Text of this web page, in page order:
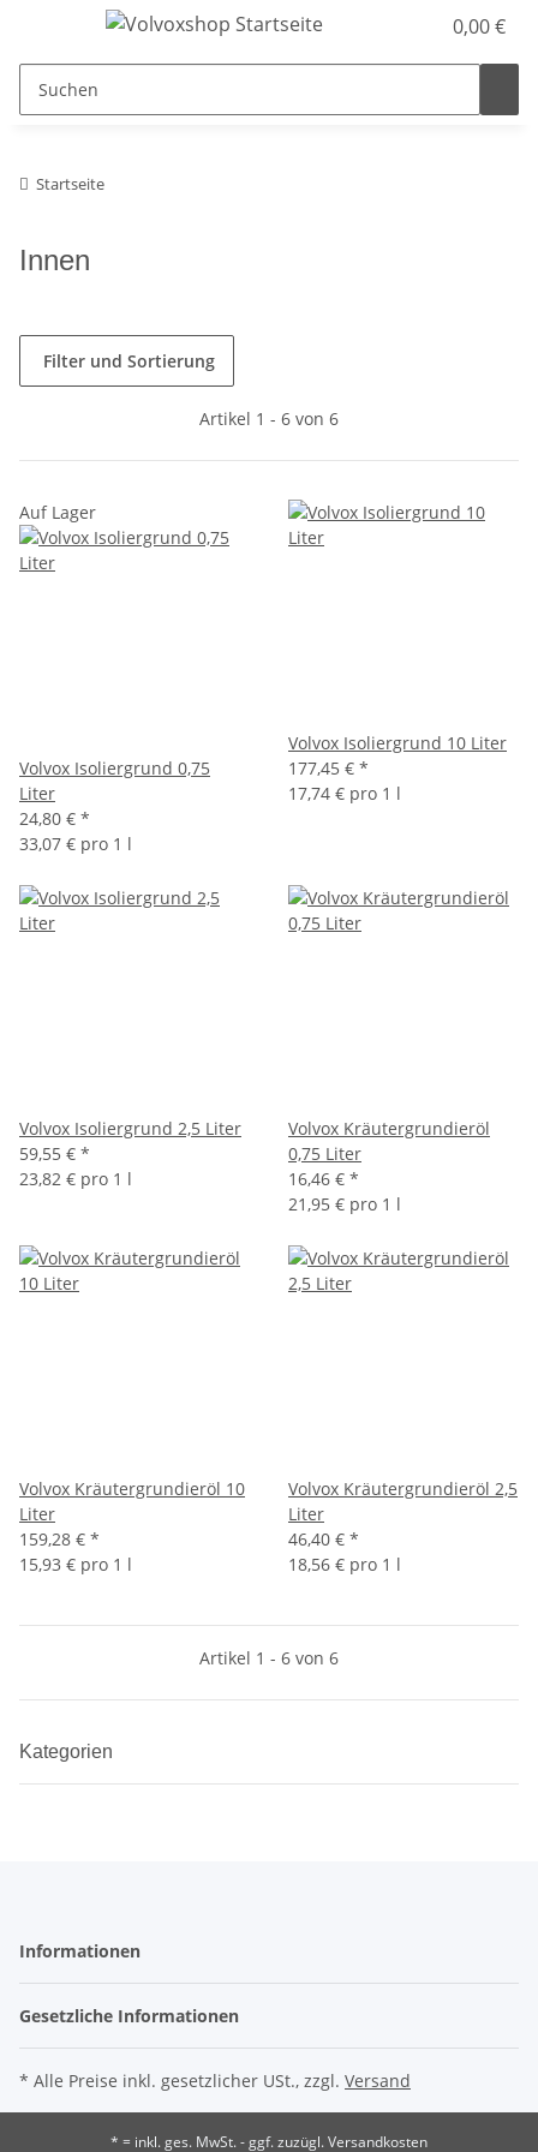
0,00 €
Startseite
Innen
Filter und Sortierung
Artikel 1 - 6 von 6
Auf Lager
Volvox Isoliergrund 0,75
Liter
24,80 € *
33,07 € pro 1 l
Volvox Isoliergrund 10 Liter
177,45 € *
17,74 € pro 1 l
Volvox Isoliergrund 2,5 Liter
59,55 € *
23,82 € pro 1 l
Volvox Kräutergrundieröl
0,75 Liter
16,46 € *
21,95 € pro 1 l
Volvox Kräutergrundieröl 10
Liter
159,28 € *
15,93 € pro 1 l
Volvox Kräutergrundieröl 2,5
Liter
46,40 € *
18,56 € pro 1 l
Artikel 1 - 6 von 6
Kategorien
Informationen
Gesetzliche Informationen
* Alle Preise inkl. gesetzlicher USt., zzgl. Versand
* = inkl. ges. MwSt. - ggf. zuzügl. Versandkosten